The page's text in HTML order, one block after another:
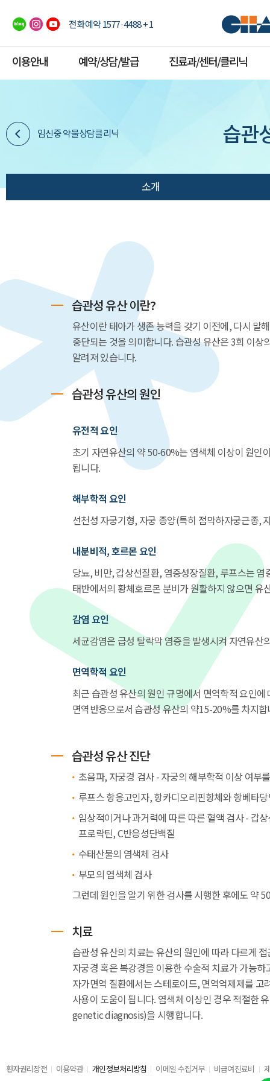
전화예약 1577·4488 + 1
이용안내 예약/상담/발급 진료과/센터/클리닉
임신중 약물상담클리닉 습관
소개
습관성 유산 이란?
유산이란 태아가 생존 능력을 갖기 이전에, 다시 말
중단되는 것을 의미합니다. 습관성 유산은 3회 이
알려져 있습니다.
습관성 유산의 원인
유전적 요인
초기 자연유산의 약 50-60%는 염색체 이상이 원인
됩니다.
해부학적 요인
선천성 자궁기형, 자궁 종양(특히 점막하자궁근종,
내분비적, 호르몬 요인
당뇨, 비만, 갑상선질환, 염증성장질환, 루프스는
태반에서의 황체호르몬 분비가 원활하지 않으면 유
감염 요인
세균감염은 급성 탈락막 염증을 발생시켜 자연유산
면역학적 요인
최근 습관성 유산의 원인 규명에서 면역학적 요인
면역반응으로서 습관성 유산의 약15-20%를 차지합
습관성 유산 진단
초음파, 자궁경 검사 - 자궁의 해부학적 이상 여부
루프스 항응고인자, 항카디오리핀항체와 항베타
임상적이거나 과거력에 따른 따른 혈액 검사 - 갑
프로락틴, C반응성단백질
수태산물의 염색체 검사
부모의 염색체 검사
그런데 원인을 알기 위한 검사를 시행한 후에도 약
치료
습관성 유산의 치료는 유산의 원인에 따라 다르게
자궁경 혹은 복강경을 이용한 수술적 치료가 가능
자가면역 질환에서는 스테로이드, 면역억제제를
사용이 도움이 됩니다. 염색체 이상인 경우 적절한
genetic diagnosis)을 시행합니다.
환자권리장전 이용약관 개인정보처리방침 이메일 수집거부 비급여진료비